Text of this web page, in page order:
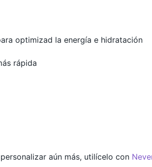
optimizad la energía e hidratación
rápida
aún más, utilícelo con